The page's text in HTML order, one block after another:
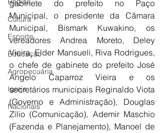
Cultura
Esporte
Educação
Agropecuária
Igreja
Nacionais
gabinete do prefeito no Paço
Municipal, o presidente da Câmara
Municipal, Bismark Kuwakino, os
vereadores Andrea Moreto, Deley
Vieira, Elder Mansueli, Riva Rodrigues,
o chefe de gabinete do prefeito José
Angelo Caparroz Vieira e os
secretários municipais Reginaldo Viota
(Governo e Administração), Douglas
Zílio (Comunicação), Ademir Maschio
(Fazenda e Planejamento), Manoel de